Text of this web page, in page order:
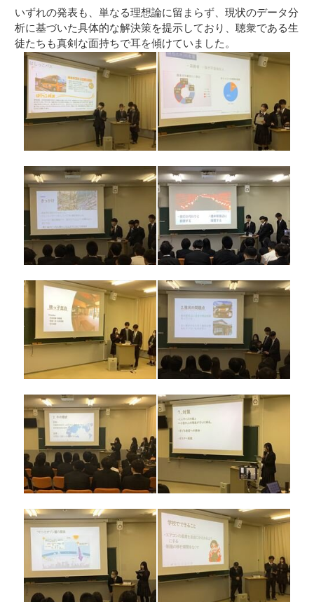
いずれの発表も、単なる理想論に留まらず、現状のデータ分
析に基づいた具体的な解決策を提示しており、聴衆である生
徒たちも真剣な面持ちで耳を傾けていました。